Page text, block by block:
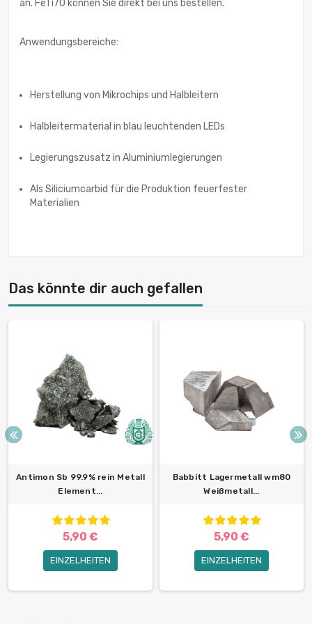
an. FeTi70 können Sie direkt bei uns bestellen.
Anwendungsbereiche:
Herstellung von Mikrochips und Halbleitern
Halbleitermaterial in blau leuchtenden LEDs
Legierungszusatz in Aluminiumlegierungen
Als Siliciumcarbid für die Produktion feuerfester
Materialien
Das könnte dir auch gefallen
Antimon Sb 99.9% rein Metall
Element...
5,90 €
EINZELHEITEN
Babbitt Lagermetall wm80
Weißmetall...
5,90 €
EINZELHEITEN